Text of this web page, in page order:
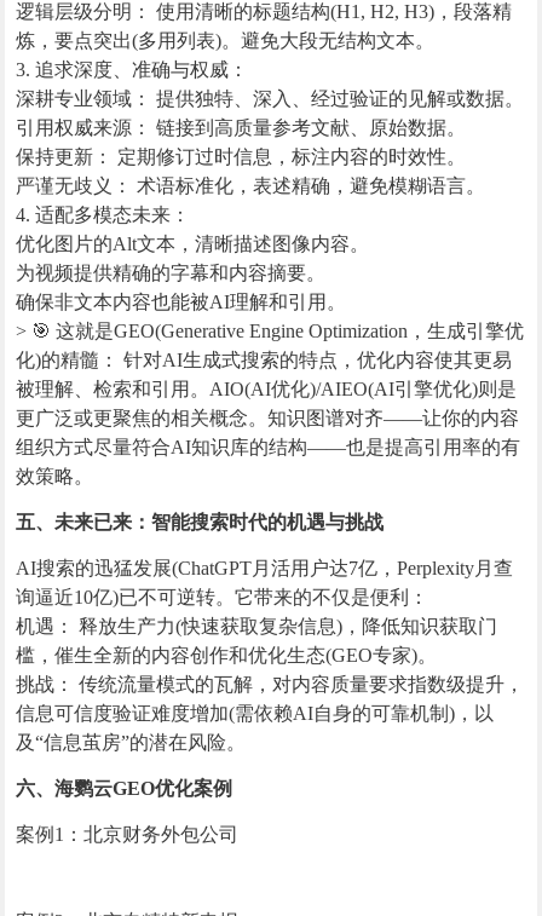
逻辑层级分明： 使用清晰的标题结构(H1, H2, H3)，段落精
炼，要点突出(多用列表)。避免大段无结构文本。
3. 追求深度、准确与权威：
深耕专业领域： 提供独特、深入、经过验证的见解或数据。
引用权威来源： 链接到高质量参考文献、原始数据。
保持更新： 定期修订过时信息，标注内容的时效性。
严谨无歧义： 术语标准化，表述精确，避免模糊语言。
4. 适配多模态未来：
优化图片的Alt文本，清晰描述图像内容。
为视频提供精确的字幕和内容摘要。
确保非文本内容也能被AI理解和引用。
> 🎯 这就是GEO(Generative Engine Optimization，生成引擎优
化)的精髓： 针对AI生成式搜索的特点，优化内容使其更易
被理解、检索和引用。AIO(AI优化)/AIEO(AI引擎优化)则是
更广泛或更聚焦的相关概念。知识图谱对齐——让你的内容
组织方式尽量符合AI知识库的结构——也是提高引用率的有
效策略。
五、未来已来：智能搜索时代的机遇与挑战
AI搜索的迅猛发展(ChatGPT月活用户达7亿，Perplexity月查
询逼近10亿)已不可逆转。它带来的不仅是便利：
机遇： 释放生产力(快速获取复杂信息)，降低知识获取门
槛，催生全新的内容创作和优化生态(GEO专家)。
挑战： 传统流量模式的瓦解，对内容质量要求指数级提升，
信息可信度验证难度增加(需依赖AI自身的可靠机制)，以
及“信息茧房”的潜在风险。
六、海鹦云GEO优化案例
案例1：北京财务外包公司